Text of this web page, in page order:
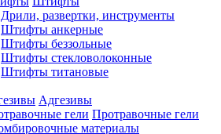
Дрили, развертки, инструменты
Штифты анкерные
Штифты беззольные
Штифты стекловолоконные
Штифты титановые
Адгезивы
Протравочные гели